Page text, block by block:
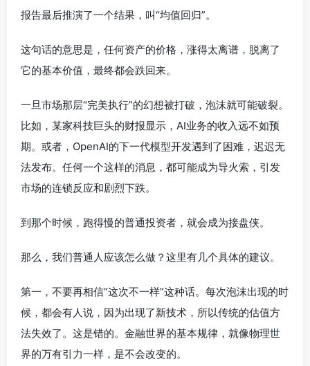
报告最后推演了一个结果，叫“均值回归”。
这句话的意思是，任何资产的价格，涨得太离谱，脱离了
它的基本价值，最终都会跌回来。
一旦市场那层“完美执行”的幻想被打破，泡沫就可能破裂。
比如，某家科技巨头的财报显示，AI业务的收入远不如预
期。或者，OpenAI的下一代模型开发遇到了困难，迟迟无
法发布。任何一个这样的消息，都可能成为导火索，引发
市场的连锁反应和剧烈下跌。
到那个时候，跑得慢的普通投资者，就会成为接盘侠。
那么，我们普通人应该怎么做？这里有几个具体的建议。
第一，不要再相信“这次不一样”这种话。每次泡沫出现的时
候，都会有人说，因为出现了新技术，所以传统的估值方
法失效了。这是错的。金融世界的基本规律，就像物理世
界的万有引力一样，是不会改变的。